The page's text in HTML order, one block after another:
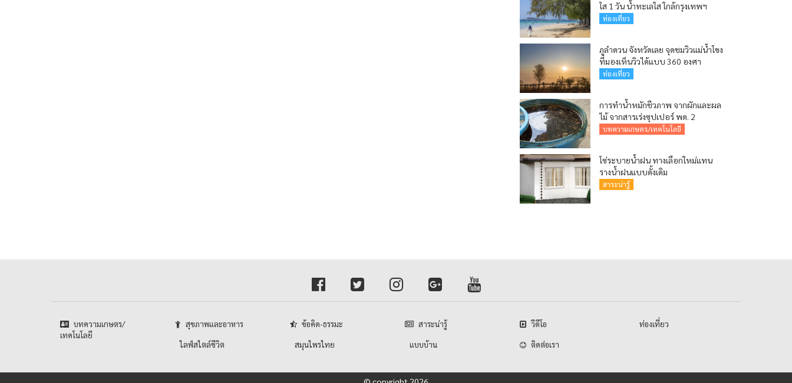
ใส 1 วัน น้ำทะเลใส ใกล้กรุงเทพฯ
ท่องเที่ยว
ภูลำดวน จังหวัดเลย จุดชมวิวแม่น้ำโขง
ที่มองเห็นวิวได้แบบ 360 องศา
ท่องเที่ยว
การทำน้ำหมักชีวภาพ จากผักและผล
ไม้ จากสารเร่งซุปเปอร์ พด. 2
บทความเกษตร/เทคโนโลยี
โซ่ระบายน้ำฝน ทางเลือกใหม่แทน
รางน้ำฝนแบบดั้งเดิม
สาระน่ารู้
บทความเกษตร/
เทคโนโลยี
สุขภาพและอาหาร ข้อคิด-ธรรมะ สาระน่ารู้ วีดีโอ ท่องเที่ยว
ไลฟ์สไตล์ชีวิต สมุนไพรไทย แบบบ้าน ติดต่อเรา